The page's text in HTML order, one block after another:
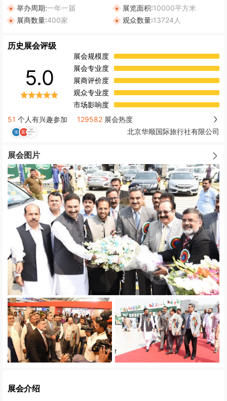
举办周期:一年一届 展览面积:10000平方米
展商数量:400家 观众数量:13724人
历史展会评级
5.0
展会规模度
展会专业度
展商评价度
观众专业度
市场影响度
51 个人有兴趣参加 129582 展会热度
北京华顺国际旅行社有限公司
展会图片
展会介绍